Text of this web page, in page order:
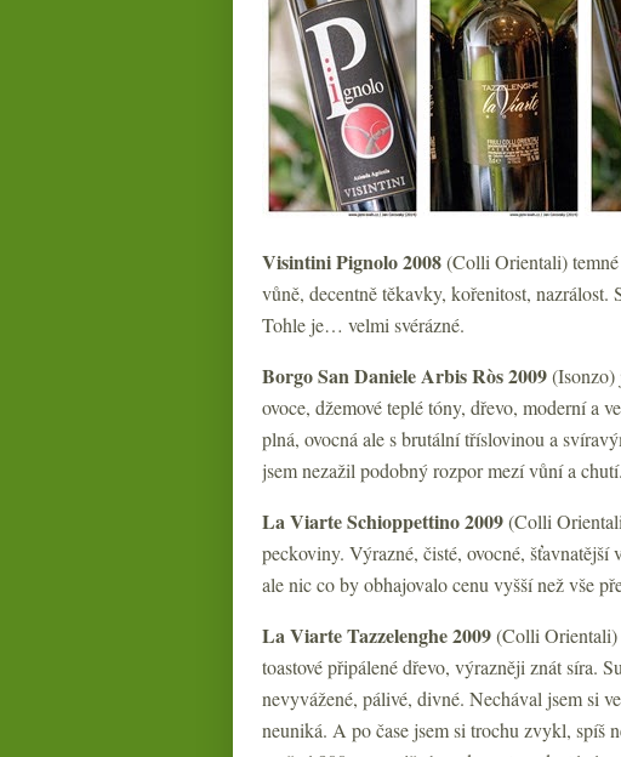
Visintini Pignolo 2008(Colli Orientali)
vůně, decentně těkavky, kořenitost,
Tohle je… velmi svérázné.
Borgo San Daniele Arbis Ròs 2009(Isonzo)
ovoce, džemové teplé tóny, dřevo, moderní a
plná, ovocná ale s brutální tříslovinou a
jsem nezažil podobný rozpor mezí vůní a chutí.
La Viarte Schioppettino 2009(Colli
peckoviny. Výrazné, čisté, ovocné,
ale nic co by obhajovalo cenu vyšší než vše
La Viarte Tazzelenghe 2009(Colli Orientali)
toastové připálené dřevo, výrazněji znát síra.
nevyvážené, pálivé, divné. Nechával jsem si
neuniká. A po čase jsem si trochu zvykl, spíš